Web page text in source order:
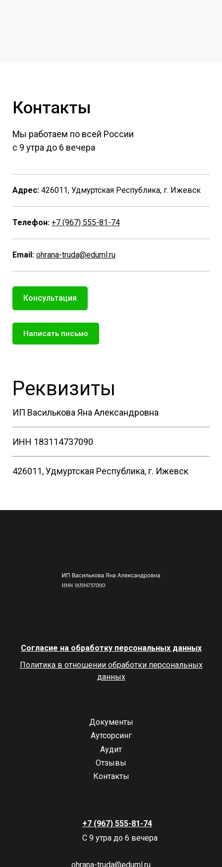
Контакты
Мы работаем по всей России
с 9 утра до 6 вечера
Адрес: 426011, Удмуртская Республика, г. Ижевск
Телефон: +7 (967) 555-81-74
Email: ohrana-truda@eduml.ru
Консультация
Написать письмо
Реквизиты
ИП Василькова Яна Александровна
ИНН 183114737090
426011, Удмуртская Республика, г. Ижевск
Согласие на обработку персональных данных
Политика в отношении обработки персональных
данных
Документы
Аутсорсинг
Аудит
Отзывы
Контакты
+7 (967) 555-81-74
С 9 утра до 6 вечера
ohrana-truda@eduml.ru